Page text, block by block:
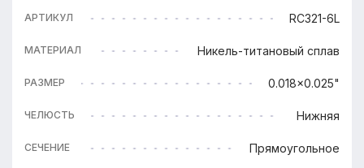
АРТИКУЛ RC321-6L
МАТЕРИАЛ Никель-титановый сплав
РАЗМЕР 0.018x0.025"
ЧЕЛЮСТЬ Нижняя
СЕЧЕНИЕ Прямоугольное